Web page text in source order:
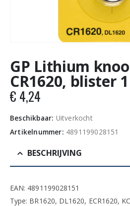
GP Lithium
CR1620, blister
€ 4,24
Beschikbaar: Uitverkocht
Artikelnummer: 4891199028151
BESCHRIJVING
EAN: 4891199028151
Type: BR1620, DL1620, ECR1620,